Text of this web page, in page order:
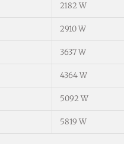
2182 W
2910 W
3637 W
4364 W
5092 W
5819 W